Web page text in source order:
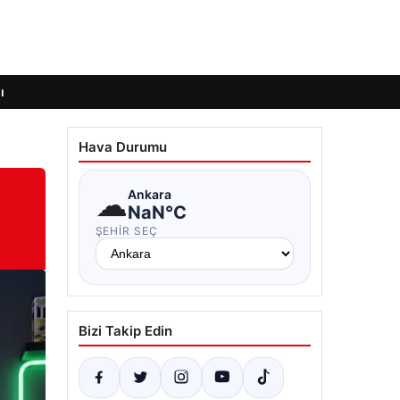
Hava Durumu
☁Ankara
NaN°C
ŞEHIR SEÇ
Bizi Takip Edin